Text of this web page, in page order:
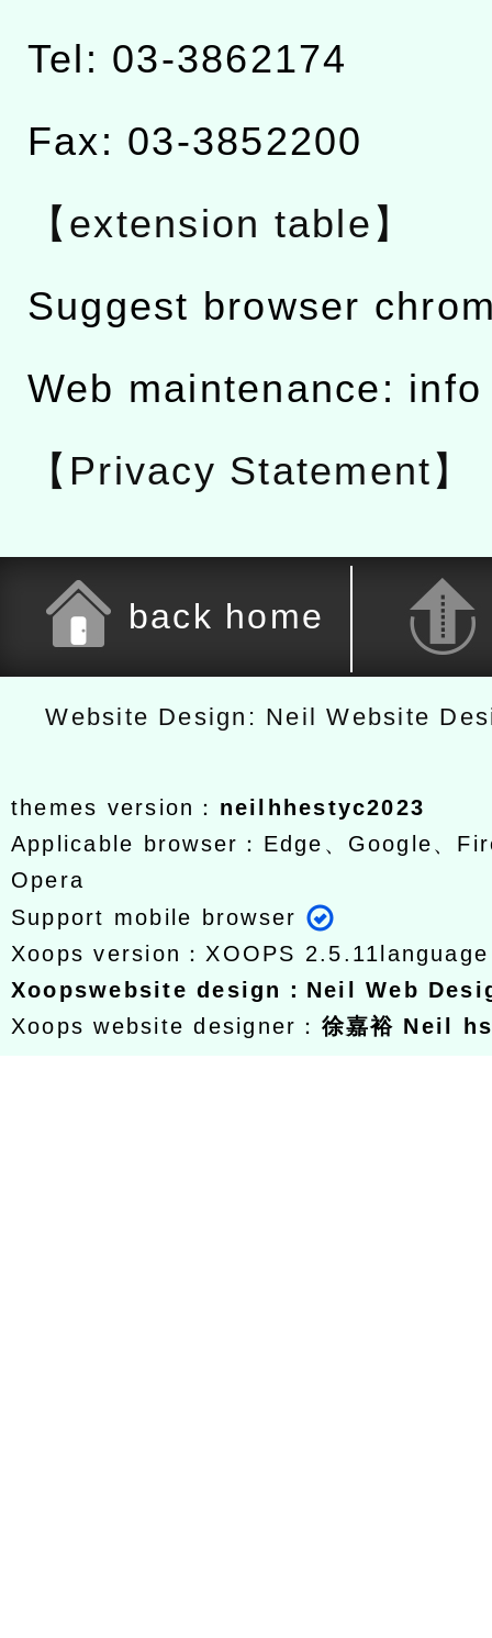
Tel: 03-3862174
Fax: 03-3852200
【extension table】
Suggest browser
Web maintenance:
【Privacy Statement】
back home
Website Design: Neil Website
themes version： neilhhestyc2023
Applicable browser：Edge、Google、
Opera
Support mobile browser
Xoops version： XOOPS 2.5.11
Xoopswebsite design ： Neil Web
Xoops website designer： 徐嘉裕 Neil